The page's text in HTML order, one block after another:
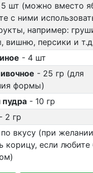
шт (можно вместо
с ними
например:
вишню, персики и
- 4 шт
- 25 гр (для
формы)
пудра - 10 гр
- 2 гр
вкусу (при
корицу, если